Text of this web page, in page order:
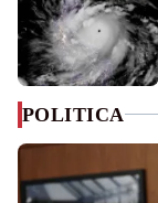
POLITICA